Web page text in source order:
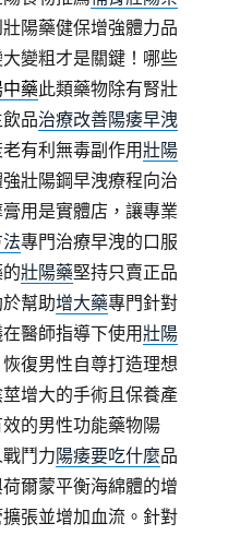
陽藥健保增強體力品
變粗才是關鍵！哪些
藥此類藥物除有腎壯
品治療改善陽痿早洩
有利無毒副作用壯陽
壯陽鋼早洩療程向治
用是實體店，讓專業
法專門治療早洩的口服
的壯陽藥堅持只賣正品
幫助增大藥專門針對
醫師指導下使用壯陽
復男性自尊打造理想
增大的手術且保養產
效的男性功能藥物陽
鬥力陽痿要吃什麼品
爾蒙平衡海綿體的增
張並增加血流。針對